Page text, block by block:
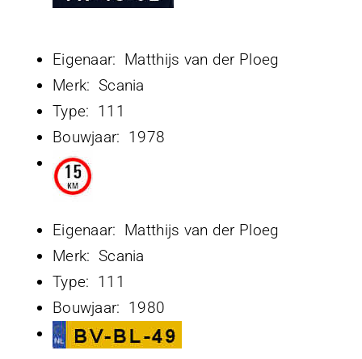
Eigenaar: Matthijs van der Ploeg
Merk: Scania
Type: 111
Bouwjaar: 1978
Eigenaar: Matthijs van der Ploeg
Merk: Scania
Type: 111
Bouwjaar: 1980